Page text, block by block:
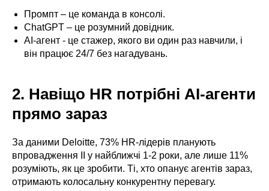
Промпт – це команда в консолі.
ChatGPT – це розумний довідник.
AI-агент - це стажер, якого ви один раз навчили, і
він працює 24/7 без нагадувань.
2. Навіщо HR потрібні AI-агенти
прямо зараз
За даними Deloitte, 73% HR-лідерів планують
впровадження ІІ у найближчі 1-2 роки, але лише 11%
розуміють, як це зробити. Ті, хто опанує агентів зараз,
отримають колосальну конкурентну перевагу.